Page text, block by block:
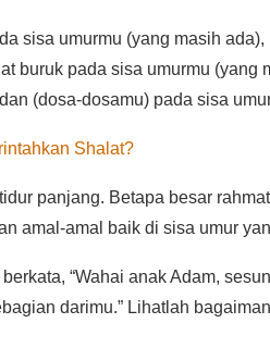
sisa umurmu (yang masih
buruk pada sisa umurmu (yang
(dosa-dosamu) pada sisa
Shalat?
panjang. Betapa besar
amal-amal baik di sisa umur
“Wahai anak Adam,
darimu.” Lihatlah